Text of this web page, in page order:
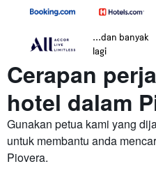
...dan banyak
lagi
Cerapan
hotel dalam
Gunakan petua kami yang
untuk membantu anda
Piovera.